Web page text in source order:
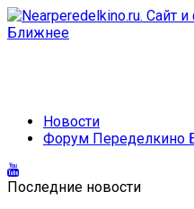
Новости
Форум Переделкино
Последние новости